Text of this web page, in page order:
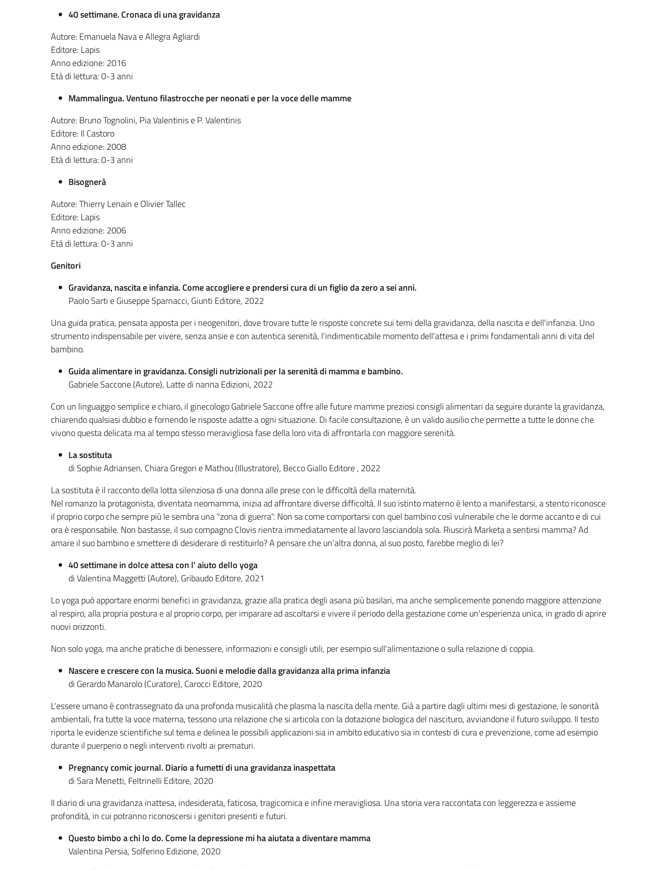
40 settimane. Cronaca di una gravidanza
Autore: Emanuela Nava e Allegra Agliardi
Editore: Lapis
Anno edizione: 2016
Età di lettura: 0-3 anni
Mammalingua. Ventuno filastrocche per neonati e per la voce delle mamme
Autore: Bruno Tognolini, Pia Valentinis e P. Valentinis
Editore: Il Castoro
Anno edizione: 2008
Età di lettura: 0-3 anni
Bisognerà
Autore: Thierry Lenain e Olivier Tallec
Editore: Lapis
Anno edizione: 2006
Età di lettura: 0-3 anni
Genitori
Gravidanza, nascita e infanzia. Come accogliere e prendersi cura di un figlio da zero a sei anni.
Paolo Sarti e Giuseppe Sparnacci, Giunti Editore, 2022
Una guida pratica, pensata apposta per i neogenitori, dove trovare tutte le risposte concrete sui temi della gravidanza, della nascita e dell'infanzia. Uno
strumento indispensabile per vivere, senza ansie e con autentica serenità, l'indimenticabile momento dell'attesa e i primi fondamentali anni di vita del
bambino.
Guida alimentare in gravidanza. Consigli nutrizionali per la serenità di mamma e bambino.
Gabriele Saccone (Autore), Latte di nanna Edizioni, 2022
Con un linguaggio semplice e chiaro, il ginecologo Gabriele Saccone offre alle future mamme preziosi consigli alimentari da seguire durante la gravidanza,
chiarendo qualsiasi dubbio e fornendo le risposte adatte a ogni situazione. Di facile consultazione, è un valido ausilio che permette a tutte le donne che
vivono questa delicata ma al tempo stesso meravigliosa fase della loro vita di affrontarla con maggiore serenità.
La sostituta
di Sophie Adriansen, Chiara Gregori e Mathou (Illustratore), Becco Giallo Editore , 2022
La sostituta è il racconto della lotta silenziosa di una donna alle prese con le difficoltà della maternità.
Nel romanzo la protagonista, diventata neomamma, inizia ad affrontare diverse difficoltà. Il suo istinto materno è lento a manifestarsi, a stento riconosce
il proprio corpo che sempre più le sembra una "zona di guerra". Non sa come comportarsi con quel bambino così vulnerabile che le dorme accanto e di cui
ora è responsabile. Non bastasse, il suo compagno Clovis rientra immediatamente al lavoro lasciandola sola. Riuscirà Marketa a sentirsi mamma? Ad
amare il suo bambino e smettere di desiderare di restituirlo? A pensare che un'altra donna, al suo posto, farebbe meglio di lei?
40 settimane in dolce attesa con l' aiuto dello yoga
di Valentina Maggetti (Autore), Gribaudo Editore, 2021
Lo yoga può apportare enormi benefici in gravidanza, grazie alla pratica degli asana più basilari, ma anche semplicemente ponendo maggiore attenzione
al respiro, alla propria postura e al proprio corpo, per imparare ad ascoltarsi e vivere il periodo della gestazione come un'esperienza unica, in grado di aprire
nuovi orizzonti.
Non solo yoga, ma anche pratiche di benessere, informazioni e consigli utili, per esempio sull'alimentazione o sulla relazione di coppia.
Nascere e crescere con la musica. Suoni e melodie dalla gravidanza alla prima infanzia
di Gerardo Manarolo (Curatore), Carocci Editore, 2020
L'essere umano è contrassegnato da una profonda musicalità che plasma la nascita della mente. Già a partire dagli ultimi mesi di gestazione, le sonorità
ambientali, fra tutte la voce materna, tessono una relazione che si articola con la dotazione biologica del nascituro, avviandone il futuro sviluppo. Il testo
riporta le evidenze scientifiche sul tema e delinea le possibili applicazioni sia in ambito educativo sia in contesti di cura e prevenzione, come ad esempio
durante il puerperio o negli interventi rivolti ai prematuri.
Pregnancy comic journal. Diario a fumetti di una gravidanza inaspettata
di Sara Menetti, Feltrinelli Editore, 2020
Il diario di una gravidanza inattesa, indesiderata, faticosa, tragicomica e infine meravigliosa. Una storia vera raccontata con leggerezza e assieme
profondità, in cui potranno riconoscersi i genitori presenti e futuri.
Questo bimbo a chi lo do. Come la depressione mi ha aiutata a diventare mamma
Valentina Persia, Solferino Edizione, 2020